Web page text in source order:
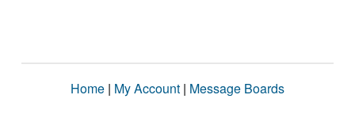
Home | My Account | Message Boards